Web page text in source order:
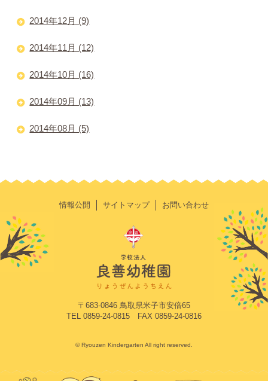
2014年12月 (9)
2014年11月 (12)
2014年10月 (16)
2014年09月 (13)
2014年08月 (5)
情報公開 サイトマップ お問い合わせ
〒683-0846 鳥取県米子市安倍65
TEL 0859-24-0815 FAX 0859-24-0816
© Ryouzen Kindergarten All right reserved.